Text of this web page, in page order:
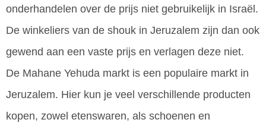
onderhandelen over de prijs niet gebruikelijk in Israël.
De winkeliers van de shouk in Jeruzalem zijn dan ook
gewend aan een vaste prijs en verlagen deze niet.
De Mahane Yehuda markt is een populaire markt in
Jeruzalem. Hier kun je veel verschillende producten
kopen, zowel etenswaren, als schoenen en